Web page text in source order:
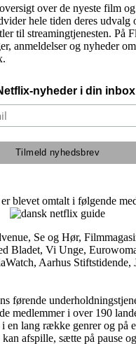
over de nyeste film
hele tiden deres udvalg
til streamingtjenesten. På
anmeldelser og nyheder
nyheder i din inbox
blevet omtalt i følgende
Se og Hør,
Bladet, Vi Unge,
Aarhus Stiftstidende,
førende
medlemmer i over 190
en lang række genrer og på
afspille, sætte på pause